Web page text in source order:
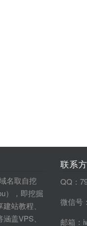
名取自挖
），即挖掘
站教程、
盖VPS、
联系
QQ：
微信号
邮箱：